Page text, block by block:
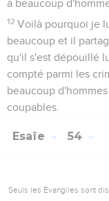
à beaucoup
12 Voilà pourquoi je
beaucoup et il
qu'il s'est dépouillé
compté parmi les
beaucoup
coupables.
Esaïe 54
Seuls les Évangiles sont